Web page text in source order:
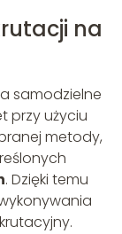
na
samodzielne
przy użyciu
metody,
. Dzięki temu